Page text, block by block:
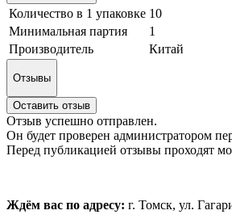
Количество в 1 упаковке 10
Минимальная партия
1
Производитель
Китай
Отзывы
Оставить отзыв
Отзыв успешно отправлен.
Он будет проверен администратором
Перед публикацией отзывы проходят
Ждём вас по адресу: г. Томск, ул.